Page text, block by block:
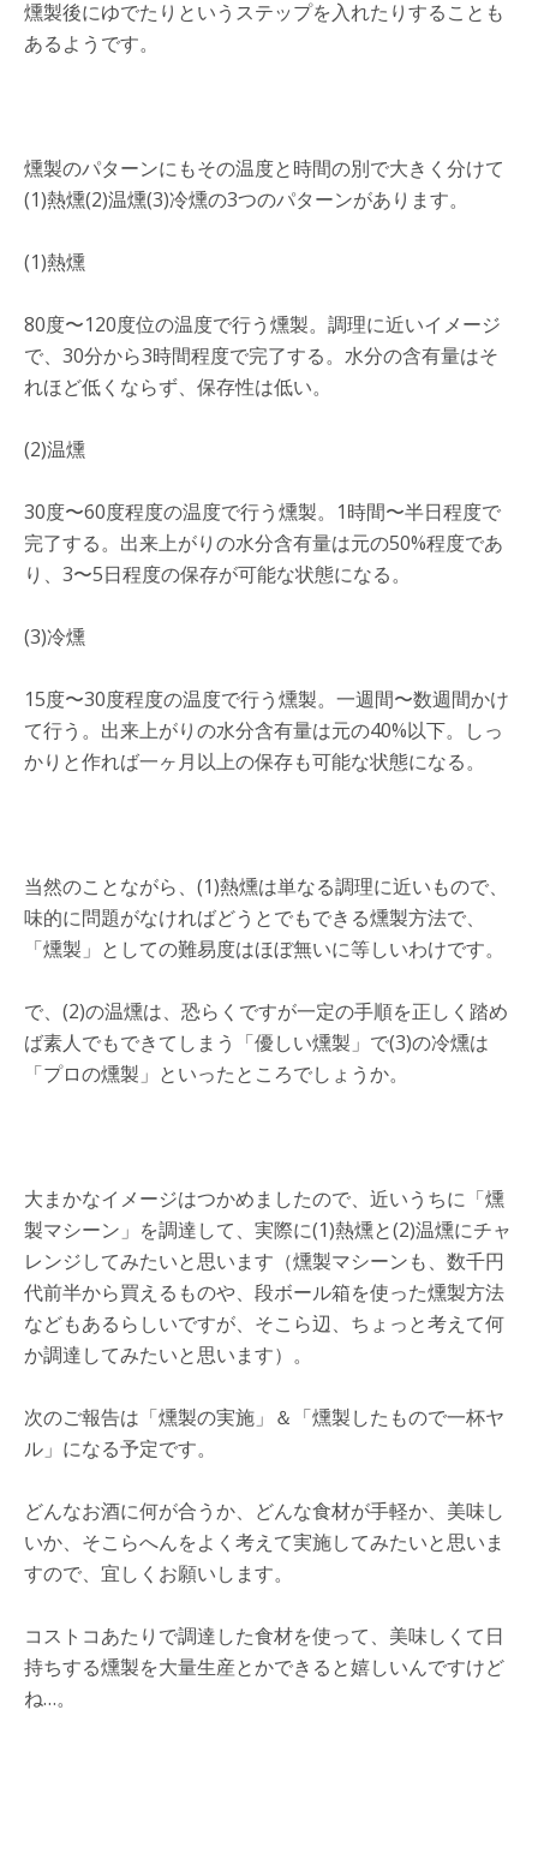
燻製後にゆでたりというステップを入れたりすることも
あるようです。
燻製のパターンにもその温度と時間の別で大きく分けて
(1)熱燻(2)温燻(3)冷燻の3つのパターンがあります。
(1)熱燻
80度〜120度位の温度で行う燻製。調理に近いイメージ
で、30分から3時間程度で完了する。水分の含有量はそ
れほど低くならず、保存性は低い。
(2)温燻
30度〜60度程度の温度で行う燻製。1時間〜半日程度で
完了する。出来上がりの水分含有量は元の50%程度であ
り、3〜5日程度の保存が可能な状態になる。
(3)冷燻
15度〜30度程度の温度で行う燻製。一週間〜数週間かけ
て行う。出来上がりの水分含有量は元の40%以下。しっ
かりと作れば一ヶ月以上の保存も可能な状態になる。
当然のことながら、(1)熱燻は単なる調理に近いもので、
味的に問題がなければどうとでもできる燻製方法で、
「燻製」としての難易度はほぼ無いに等しいわけです。
で、(2)の温燻は、恐らくですが一定の手順を正しく踏め
ば素人でもできてしまう「優しい燻製」で(3)の冷燻は
「プロの燻製」といったところでしょうか。
大まかなイメージはつかめましたので、近いうちに「燻
製マシーン」を調達して、実際に(1)熱燻と(2)温燻にチャ
レンジしてみたいと思います（燻製マシーンも、数千円
代前半から買えるものや、段ボール箱を使った燻製方法
などもあるらしいですが、そこら辺、ちょっと考えて何
か調達してみたいと思います）。
次のご報告は「燻製の実施」＆「燻製したもので一杯ヤ
ル」になる予定です。
どんなお酒に何が合うか、どんな食材が手軽か、美味し
いか、そこらへんをよく考えて実施してみたいと思いま
すので、宜しくお願いします。
コストコあたりで調達した食材を使って、美味しくて日
持ちする燻製を大量生産とかできると嬉しいんですけど
ね…。